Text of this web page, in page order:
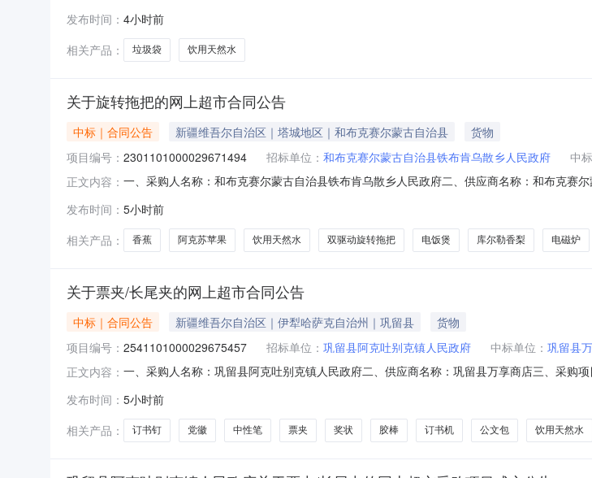
六、合同主体信息1.主要标的信息：主要标的名称：农夫山泉饮用天然水5L*4大瓶装桶装水
发布时间： 4小时前
相关产品：
垃圾袋 饮用天然水
关于旋转拖把的网上超市合同公告
中标｜合同公告 新疆维吾尔自治区｜塔城地区｜和布克赛尔蒙古自治县
货物
项目编号： 2301101000029671494 招标单位： 和布克赛尔蒙古自治县铁布肯乌散乡人民政府 中
正文内容： 一、采购人名称：和布克赛尔蒙古自治县铁布肯乌散乡人民政府二、供应商名称：和布克赛
7400A-1好媳妇（OKwife）双驱动旋转拖把（钢网）2替换头好媳妇/OKAYWIFEAGW-
发布时间： 5小时前
相关产品：
香蕉 阿克苏苹果 饮用天然水 双驱动旋转拖把 电饭煲 库尔勒香梨 电磁炉
关于票夹/长尾夹的网上超市合同公告
中标｜合同公告 新疆维吾尔自治区｜伊犁哈萨克自治州｜巩留县
货物
项目编号： 2541101000029675457 招标单位： 巩留县阿克吐别克镇人民政府 中标单位： 巩留县
正文内容： 一、采购人名称：巩留县阿克吐别克镇人民政府二、供应商名称：巩留县万享商店三、采购
2.0010.5212得力8552ES票夹/长尾夹得力/deli8552ES筒2.0016323农夫山泉饮用天然水
发布时间： 5小时前
相关产品：
订书钉 党徽 中性笔 票夹 奖状 胶棒 订书机 公文包 饮用天然水